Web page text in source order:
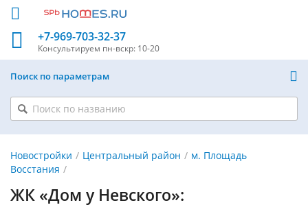
+7-969-703-32-37
Консультируем пн-вскр: 10-20
Поиск по параметрам
Новостройки Центральный район
м. Площадь
Восстания
ЖК «Дом у Невского»: